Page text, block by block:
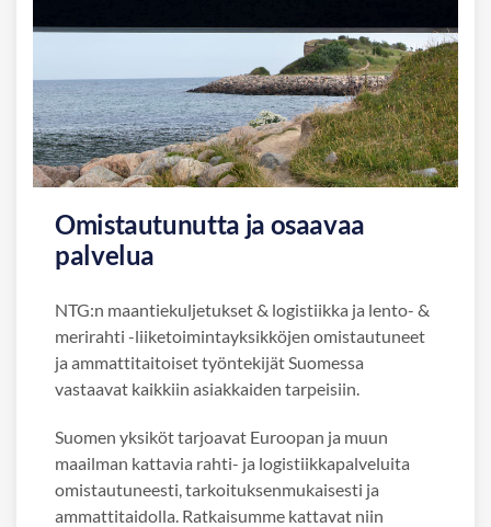
Omistautunutta ja osaavaa
palvelua
NTG:n maantiekuljetukset & logistiikka ja lento- &
merirahti -liiketoimintayksikköjen omistautuneet
ja ammattitaitoiset työntekijät Suomessa
vastaavat kaikkiin asiakkaiden tarpeisiin.
Suomen yksiköt tarjoavat Euroopan ja muun
maailman kattavia rahti- ja logistiikkapalveluita
omistautuneesti, tarkoituksenmukaisesti ja
ammattitaidolla. Ratkaisumme kattavat niin